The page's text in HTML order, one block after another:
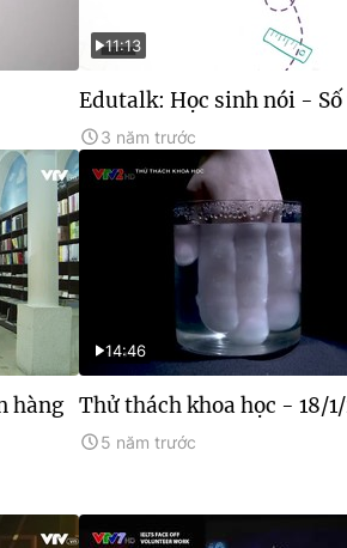
11:13
Edutalk: Học sinh nói - Số
3 năm trước
hàng
14:46
Thử thách khoa học - 18/
5 năm trước